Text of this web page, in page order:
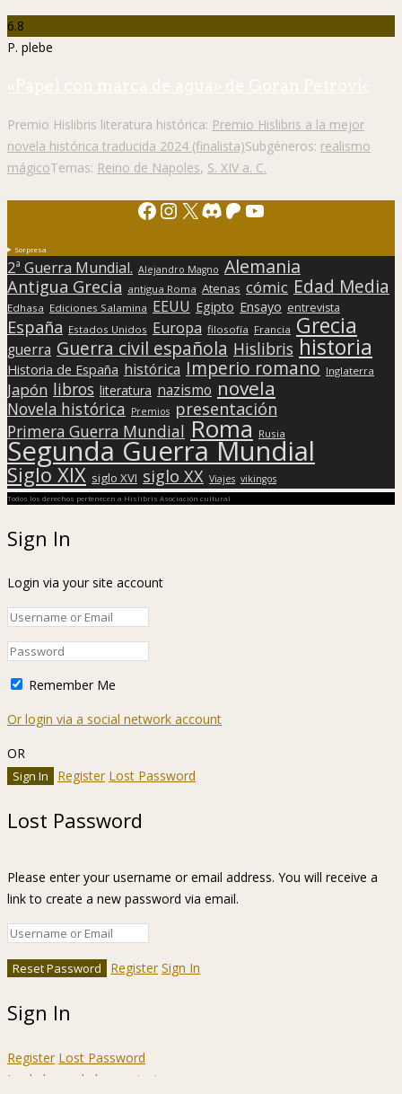
6.8
P. plebe
«Papel con marca de agua» de Goran Petrović
Premio Hislibris literatura histórica: Premio Hislibris a la mejor
novela histórica traducida 2024 (finalista)Subgéneros: realismo
mágicoTemas: Reino de Napoles, S. XIV a. C.
Facebook
Instagram
X Discord
Patreon
YouTube
Sorpresa
2ª Guerra Mundial. Alejandro Magno Alemania
Antigua Grecia antigua Roma Atenas cómic Edad Media
Edhasa Ediciones Salamina EEUU Egipto Ensayo entrevista
España Estados Unidos Europa filosofía Francia Grecia
guerra Guerra civil española Hislibris historia
Historia de España histórica Imperio romano Inglaterra
Japón libros literatura nazismo novela
Novela histórica Premios presentación
Primera Guerra Mundial Roma Rusia
Segunda Guerra Mundial
Siglo XIX siglo XVI siglo XX Viajes vikingos
Todos los derechos pertenecen a Hislibris Asociación cultural
Sign In
Login via your site account
Remember Me
Or login via a social network account
OR
Register Lost Password
Lost Password
Please enter your username or email address. You will receive a
link to create a new password via email.
Register Sign In
Sign In
Register Lost Password
Ir a la barra de herramientas